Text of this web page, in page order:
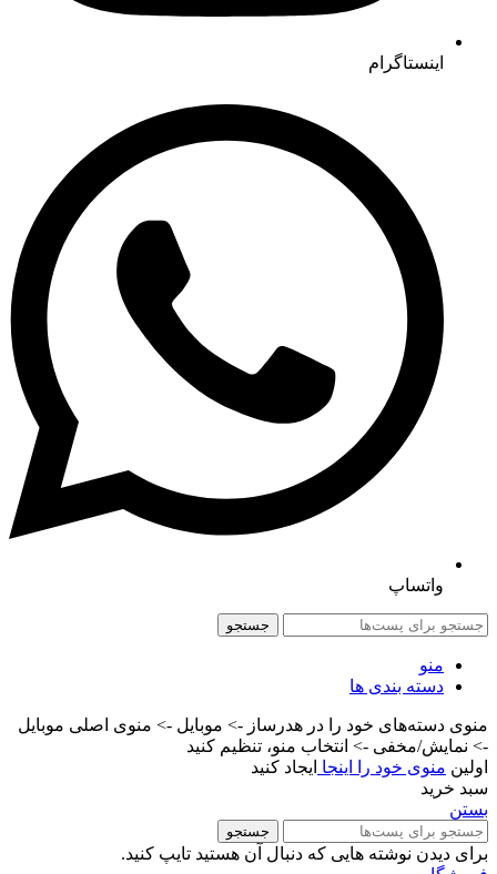
اینستاگرام
واتساپ
جستجو
منو
دسته بندی ها
منوی دسته‌های خود را در هدرساز -> موبایل -> منوی اصلی موبایل
-> نمایش/مخفی -> انتخاب منو، تنظیم کنید
اولین منوی خود را اینجا ایجاد کنید
سبد خرید
بستن
جستجو
برای دیدن نوشته هایی که دنبال آن هستید تایپ کنید.